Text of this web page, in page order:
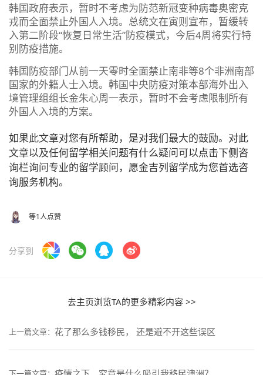
韩国政府表示，暂时不考虑为防范新冠变种病毒奥密克
戎而全面禁止外国人入境。总统文在寅则宣布，暂缓转
入第二阶段“恢复日常生活”防疫模式，今后4周将实行特
别防疫措施。
韩国防疫部门从前一天零时全面禁止南非等8个非洲南部
国家的外籍人士入境。韩国中央防疫对策本部海外出入
境管理组组长金朱心周一表示，暂时不会考虑限制所有
外国人入境的方案。
如果此文章对您有所帮助，是对我们最大的鼓励。对此
文章以及任何留学相关问题有什么疑问可以点击下侧咨
询栏询问专业的留学顾问，愿金吉列留学成为您首选咨
询服务机构。
等1人点赞
分享到
去主页浏览TA的更多精彩内容 >>
上一篇文章： 花了那么多钱移民， 还是避不开这些误区